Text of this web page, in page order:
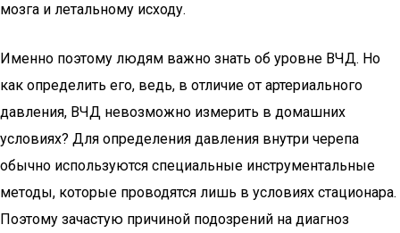
мозга и летальному исходу.
Именно поэтому людям важно знать об уровне ВЧД. Но
как определить его, ведь, в отличие от артериального
давления, ВЧД невозможно измерить в домашних
условиях? Для определения давления внутри черепа
обычно используются специальные инструментальные
методы, которые проводятся лишь в условиях стационара.
Поэтому зачастую причиной подозрений на диагноз